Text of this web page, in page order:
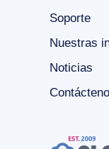
Soporte
Nuestras
Noticias